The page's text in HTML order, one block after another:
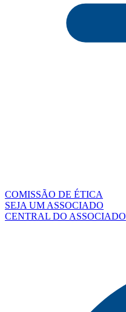
COMISSÃO DE ÉTICA
SEJA UM ASSOCIADO
CENTRAL DO ASSOCIADO